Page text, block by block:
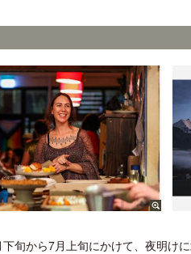
旬から7月上旬にかけて、夜明け